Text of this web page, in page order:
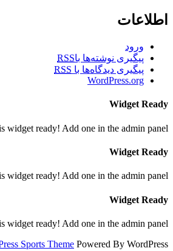
اطلاعات
ورود
پیگیری نوشته‌ها باRSS
پیگیری دیدگاه‌ها با RSS
WordPress.org
Widget Ready
widget ready! Add one in the admin panel.
Widget Ready
widget ready! Add one in the admin panel.
Widget Ready
widget ready! Add one in the admin panel.
Sports Theme Powered By WordPress